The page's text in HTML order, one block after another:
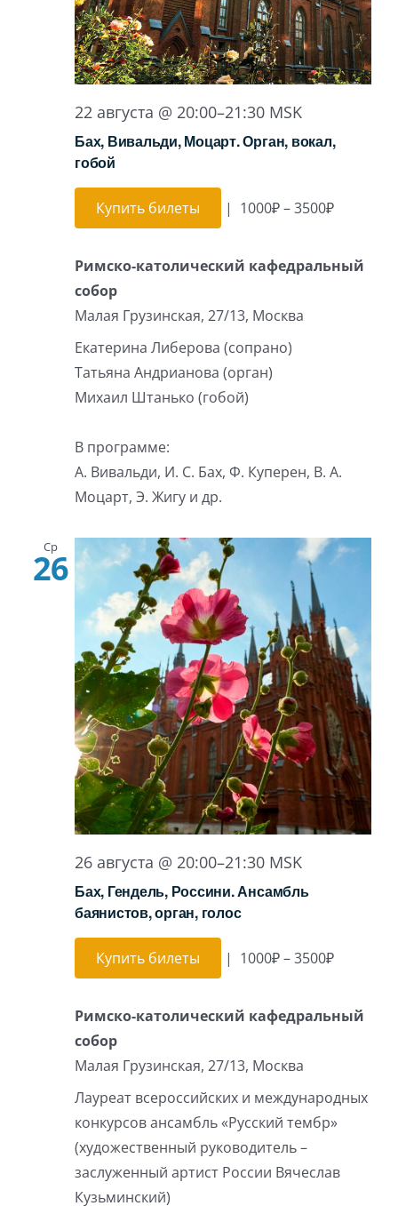
22 августа @ 20:00–21:30 MSK
Бах, Вивальди, Моцарт. Орган, вокал,
гобой
Купить билеты | 1000₽ – 3500₽
Римско-католический кафедральный
собор
Малая Грузинская, 27/13, Москва
Екатерина Либерова (сопрано)
Татьяна Андрианова (орган)
Михаил Штанько (гобой)
В программе:
А. Вивальди, И. С. Бах, Ф. Куперен, В. А.
Моцарт, Э. Жигу и др.
Ср
26
26 августа @ 20:00–21:30 MSK
Бах, Гендель, Россини. Ансамбль
баянистов, орган, голос
Купить билеты | 1000₽ – 3500₽
Римско-католический кафедральный
собор
Малая Грузинская, 27/13, Москва
Лауреат всероссийских и международных
конкурсов ансамбль «Русский тембр»
(художественный руководитель –
заслуженный артист России Вячеслав
Кузьминский)